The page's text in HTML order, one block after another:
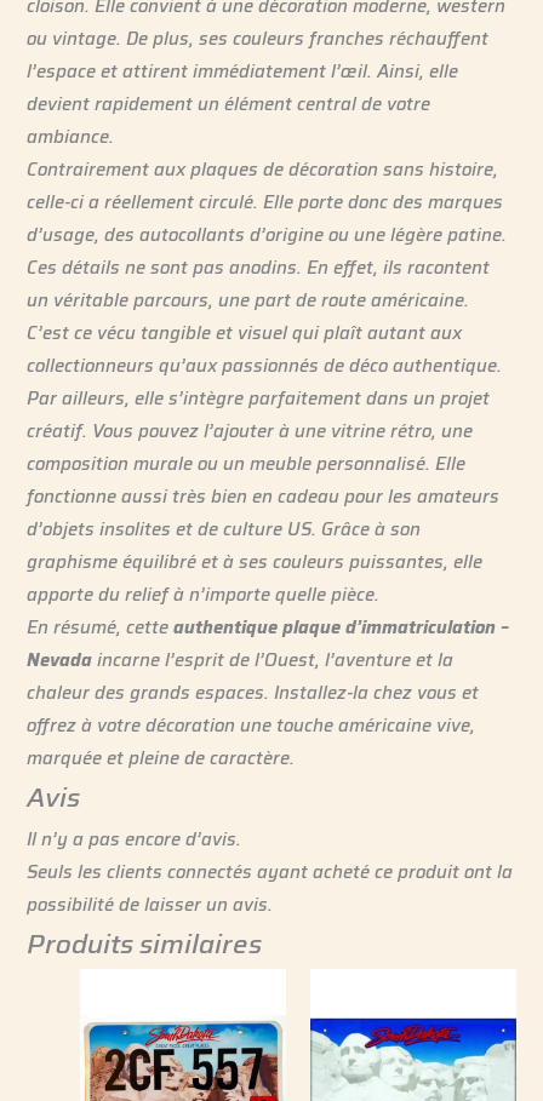
ou vintage. De plus, ses couleurs franches réchauffent
l’espace et attirent immédiatement l’œil. Ainsi, elle
devient rapidement un élément central de votre
ambiance.
Contrairement aux plaques de décoration sans histoire,
celle-ci a réellement circulé. Elle porte donc des marques
d’usage, des autocollants d’origine ou une légère patine.
Ces détails ne sont pas anodins. En effet, ils racontent
un véritable parcours, une part de route américaine.
C’est ce vécu tangible et visuel qui plaît autant aux
collectionneurs qu’aux passionnés de déco authentique.
Par ailleurs, elle s’intègre parfaitement dans un projet
créatif. Vous pouvez l’ajouter à une vitrine rétro, une
composition murale ou un meuble personnalisé. Elle
fonctionne aussi très bien en cadeau pour les amateurs
d’objets insolites et de culture US. Grâce à son
graphisme équilibré et à ses couleurs puissantes, elle
apporte du relief à n’importe quelle pièce.
En résumé, cetteauthentique plaque d’immatriculation –
Nevadaincarne l’esprit de l’Ouest, l’aventure et la
chaleur des grands espaces. Installez-la chez vous et
offrez à votre décoration une touche américaine vive,
marquée et pleine de caractère.
Avis
Il n’y a pas encore d’avis.
Seuls les clients connectés ayant acheté ce produit ont la
possibilité de laisser un avis.
Produits similaires